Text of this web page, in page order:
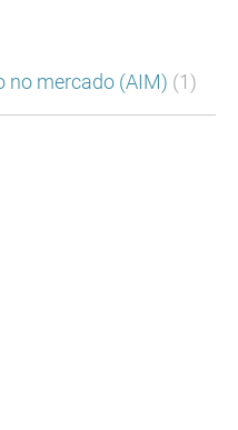
no mercado (AIM) (1)